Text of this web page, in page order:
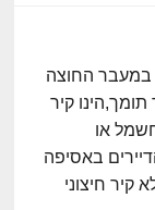
במעבר החוצה
תומך,הינו קיר
או
באסיפה
קיר חיצוני